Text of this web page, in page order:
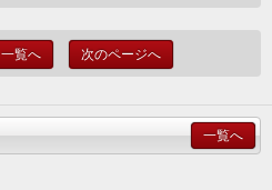
一覧へ 次のページへ
一覧へ